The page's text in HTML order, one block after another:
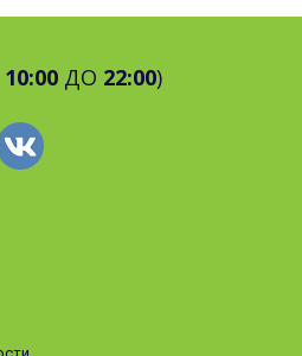
10:00 ДО 22:00)